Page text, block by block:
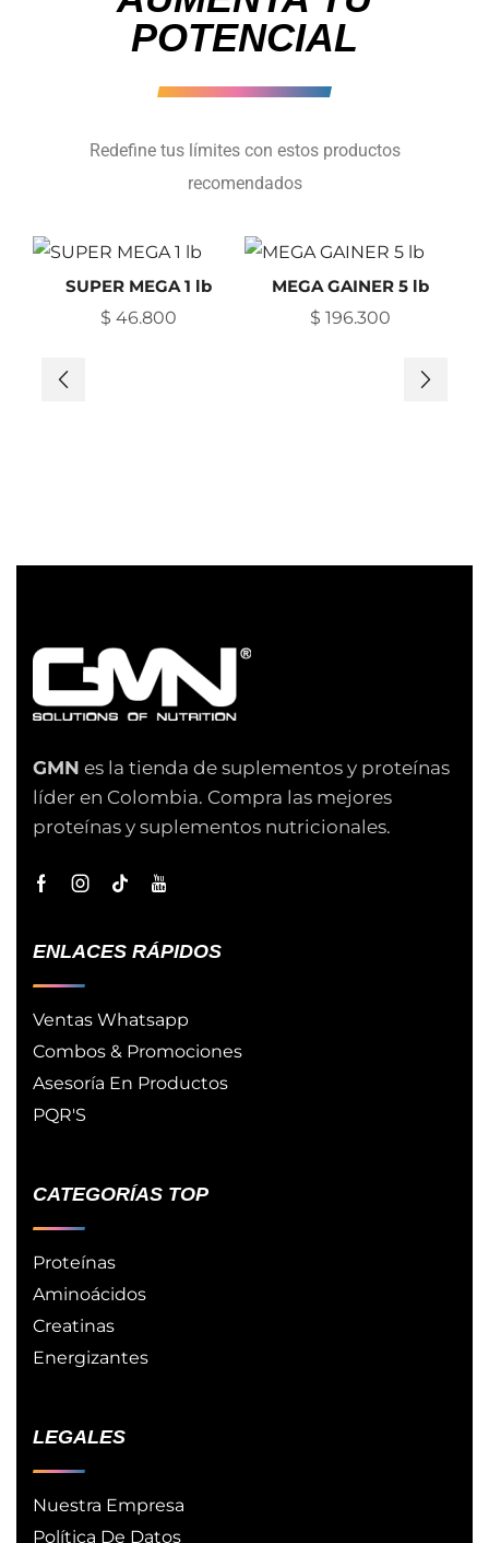
POTENCIAL
Redefine tus límites con estos productos
recomendados
SUPER MEGA 1 lb
$ 46.800
MEGA GAINER 5 lb
$ 196.300
GMN es la tienda de suplementos y proteínas
líder en Colombia. Compra las mejores
proteínas y suplementos nutricionales.
ENLACES RÁPIDOS
Ventas Whatsapp
Combos & Promociones
Asesoría En Productos
PQR'S
CATEGORÍAS TOP
Proteínas
Aminoácidos
Creatinas
Energizantes
LEGALES
Nuestra Empresa
Política De Datos